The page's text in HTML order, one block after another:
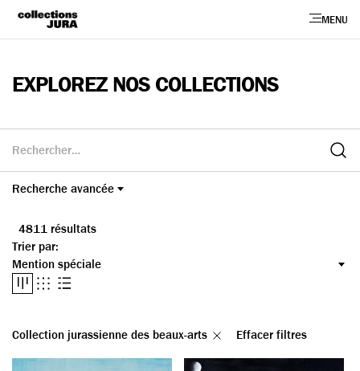
MENU
EXPLOREZ NOS COLLECTIONS
Recherche avancée
Période
Catégorie
4811 résultats
Trier par:
Collection jurassienne des beaux-arts Effacer filtres